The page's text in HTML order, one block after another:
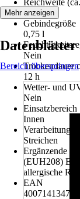
Reichweite
7 m²/l
Gebindegröße
0,75 l
Nein
Trockendauer
12 h
Wetter- und
Nein
Einsatzbereich
Innen
Verarbeitung
Streichen
Ergänzende
(EUH208)
allergische
EAN
Mehr anzeigen
Datenblätter
Bereich überspringen